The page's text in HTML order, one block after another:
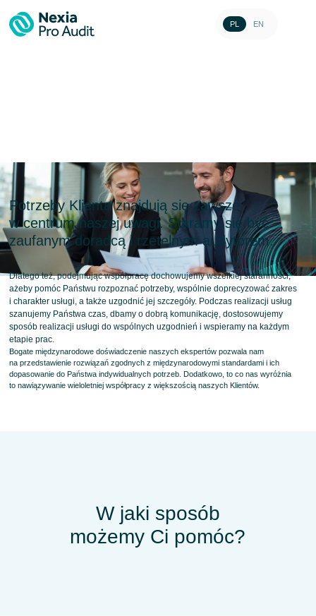
PL EN
Potrzeby Klienta znajdują się zawsze
w centrum naszej uwagi. Staramy się być
zaufanym doradcą i rzetelnym audytorem.
Dlatego też, podejmując współpracę dochowujemy wszelkiej staranności,
ażeby pomóc Państwu rozpoznać potrzeby, wspólnie doprecyzować zakres
i charakter usługi, a także uzgodnić jej szczegóły. Podczas realizacji usług
szanujemy Państwa czas, dbamy o dobrą komunikację, dostosowujemy
sposób realizacji usługi do wspólnych uzgodnień i wspieramy na każdym
etapie prac.
Bogate międzynarodowe doświadczenie naszych ekspertów pozwala nam
na przedstawienie rozwiązań zgodnych z międzynarodowymi standardami i ich
dopasowanie do Państwa indywidualnych potrzeb. Dodatkowo, to co nas wyróżnia
to nawiązywanie wieloletniej współpracy z większością naszych Klientów.
W jaki sposób
możemy Ci pomóc?